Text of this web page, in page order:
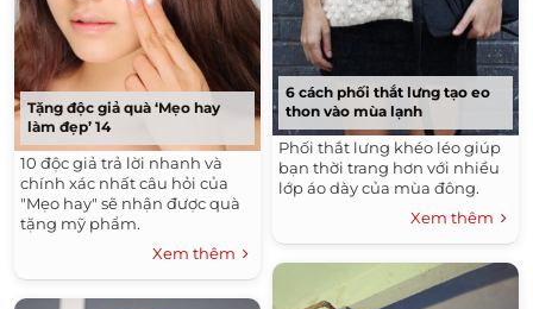
Tặng độc giả quà ‘Mẹo hay
làm đẹp’ 14
10 độc giả trả lời nhanh và
chính xác nhất câu hỏi của
"Mẹo hay" sẽ nhận được quà
tặng mỹ phẩm.
Xem thêm
6 cách phối thắt lưng tạo eo
thon vào mùa lạnh
Phối thắt lưng khéo léo giúp
bạn thời trang hơn với nhiều
lớp áo dày của mùa đông.
Xem thêm